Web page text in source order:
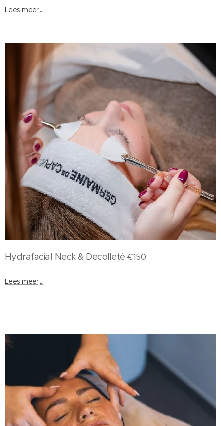
Lees meer,...
Hydrafacial Neck & Decolleté€150
Lees meer,...